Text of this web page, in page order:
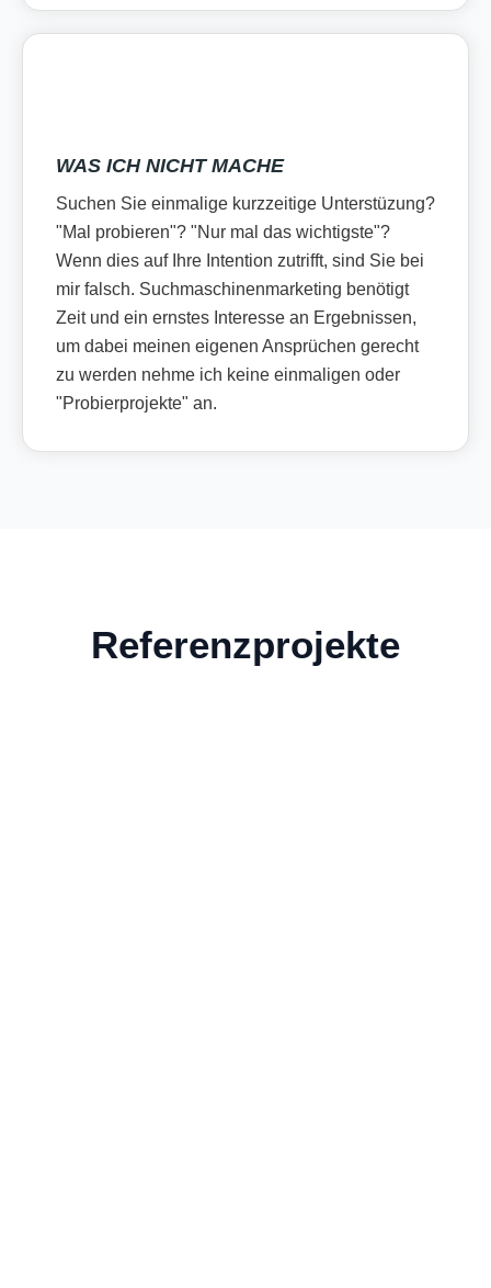
WAS ICH NICHT MACHE
Suchen Sie einmalige kurzzeitige Unterstüzung?
"Mal probieren"? "Nur mal das wichtigste"?
Wenn dies auf Ihre Intention zutrifft, sind Sie bei
mir falsch. Suchmaschinenmarketing benötigt
Zeit und ein ernstes Interesse an Ergebnissen,
um dabei meinen eigenen Ansprüchen gerecht
zu werden nehme ich keine einmaligen oder
"Probierprojekte" an.
Referenzprojekte